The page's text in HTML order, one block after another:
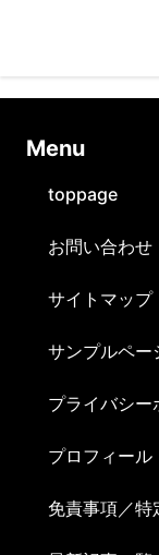
Ⅿenu
toppage
お問い合わせ
サイトマップ
サンプルペー
プライバシー
プロフィール
免責事項／